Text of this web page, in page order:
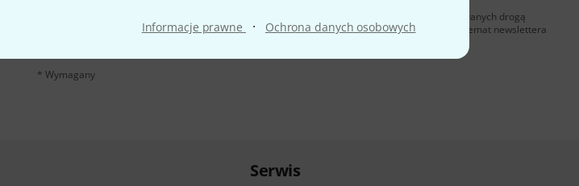
Informacje prawne · Ochrona danych osobowych
Klikając na „Zapisz się teraz”, wyrażasz zgodę na otrzymywanie materialów reklamowych przesyłanych drogą
elektroniczną. Możesz zrezygnować z subskrypcji w dowolnym momencie. Więcej informacji na temat newslettera
* Wymagany
Serwis